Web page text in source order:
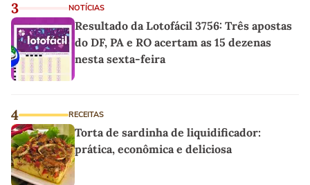
3 NOTÍCIAS
Resultado da Lotofácil 3756: Três apostas
do DF, PA e RO acertam as 15 dezenas
nesta sexta-feira
4 RECEITAS
Torta de sardinha de liquidificador:
prática, econômica e deliciosa